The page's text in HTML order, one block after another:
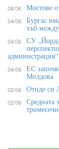
08/06 Мостове
04/06 Бypгac
xъб
04/06 СУ
администрация“
04/06 ЕС
Молдова
02/06 Отиде си
02/06 Средната